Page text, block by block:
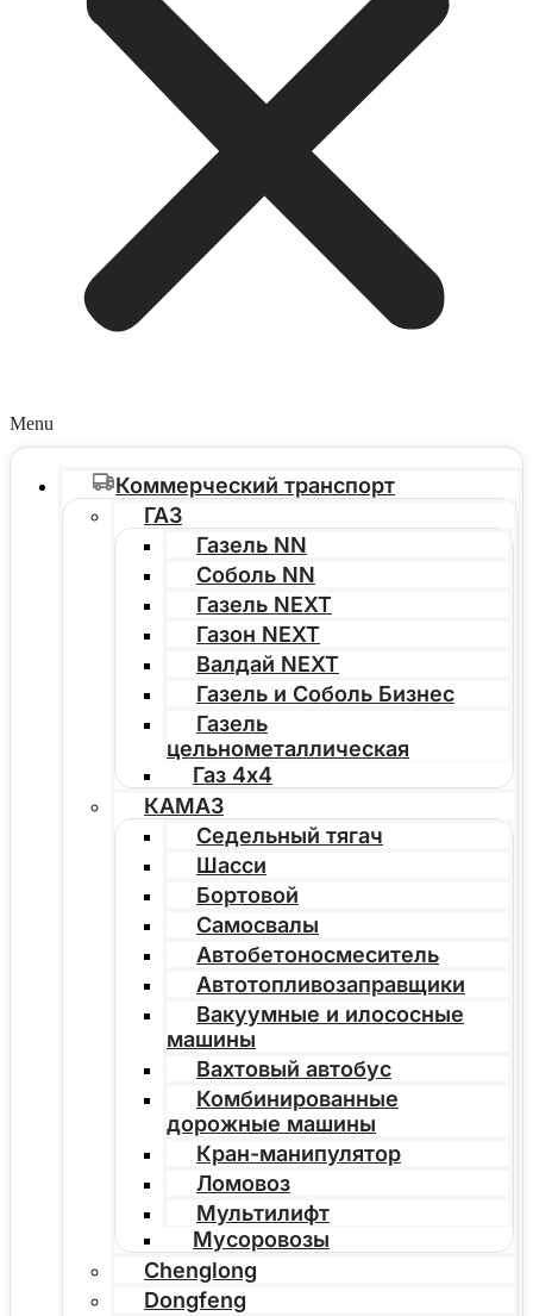
Menu
Коммерческий транспорт
ГАЗ
Газель NN
Соболь NN
Газель NEXT
Газон NEXT
Валдай NEXT
Газель и Соболь Бизнес
Газель
цельнометаллическая
Газ 4х4
КАМАЗ
Седельный тягач
Шасси
Бортовой
Самосвалы
Автобетоносмеситель
Автотопливозаправщики
Вакуумные и илососные
машины
Вахтовый автобус
Комбинированные
дорожные машины
Кран-манипулятор
Ломовоз
Мультилифт
Мусоровозы
Chenglong
Dongfeng